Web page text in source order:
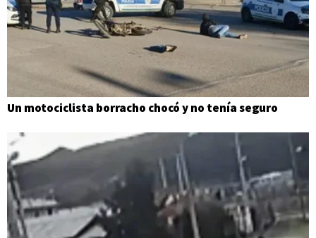
Un motociclista borracho chocó y no tenía seguro